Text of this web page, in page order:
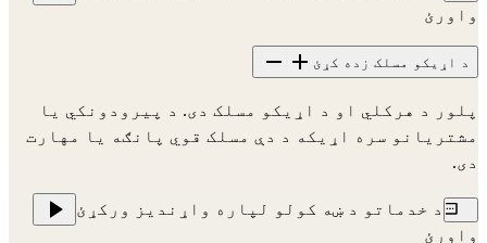
واورئ
د اړیکو مسلک زده کړئ
پلور د هرکلي او د اړیکو مسلک دی. د پیرودونکي یا
مشتریانو سره اړیکه د دې مسلک قوي پانګه یا مهارت
دی.
د خدماتو د ښه کولو لپاره واړندیز ورکړئ
واورئ